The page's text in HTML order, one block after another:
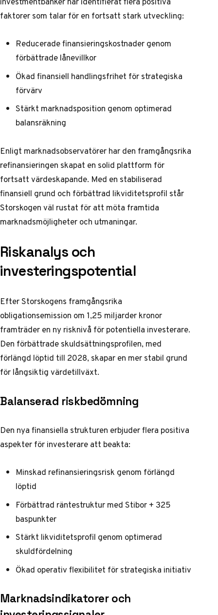
faktorer som talar för en fortsatt stark utveckling:
Reducerade finansieringskostnader genom
förbättrade lånevillkor
Ökad finansiell handlingsfrihet för strategiska
förvärv
Stärkt marknadsposition genom optimerad
balansräkning
Enligt marknadsobservatörerhar den framgångsrika
refinansieringen skapat en solid plattform för
fortsatt värdeskapande. Med en stabiliserad
finansiell grund och förbättrad likviditetsprofil står
Storskogen väl rustat för att möta framtida
marknadsmöjligheter och utmaningar.
Riskanalys och
investeringspotential
Efter Storskogens framgångsrika
obligationsemission om 1,25 miljarder kronor
framträder en ny risknivå för potentiella investerare.
Den förbättrade skuldsättningsprofilen, med
förlängd löptid till 2028, skapar en mer stabil grund
för långsiktig värdetillväxt.
Balanserad riskbedömning
Den nya finansiella strukturen erbjuder flera positiva
aspekter för investerare att beakta:
Minskad refinansieringsrisk genom förlängd
löptid
Förbättrad räntestruktur med Stibor + 325
baspunkter
Stärkt likviditetsprofil genom optimerad
skuldfördelning
Ökad operativ flexibilitet för strategiska initiativ
Marknadsindikatorer och